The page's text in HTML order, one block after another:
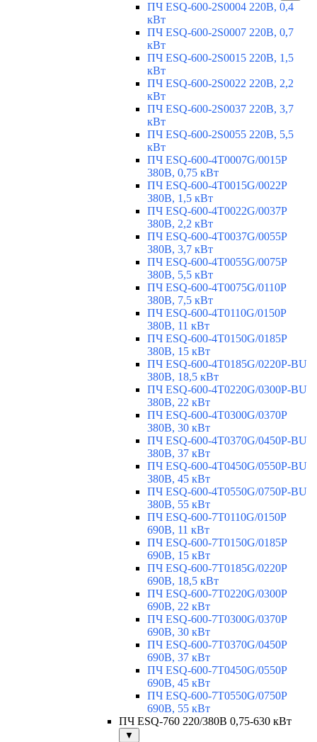
ПЧ ESQ-600-2S0004 220В, 0,4
кВт
ПЧ ESQ-600-2S0007 220В, 0,7
кВт
ПЧ ESQ-600-2S0015 220В, 1,5
кВт
ПЧ ESQ-600-2S0022 220В, 2,2
кВт
ПЧ ESQ-600-2S0037 220В, 3,7
кВт
ПЧ ESQ-600-2S0055 220В, 5,5
кВт
ПЧ ESQ-600-4T0007G/0015P
380В, 0,75 кВт
ПЧ ESQ-600-4T0015G/0022P
380В, 1,5 кВт
ПЧ ESQ-600-4T0022G/0037P
380В, 2,2 кВт
ПЧ ESQ-600-4T0037G/0055P
380В, 3,7 кВт
ПЧ ESQ-600-4T0055G/0075P
380В, 5,5 кВт
ПЧ ESQ-600-4T0075G/0110P
380В, 7,5 кВт
ПЧ ESQ-600-4T0110G/0150P
380В, 11 кВт
ПЧ ESQ-600-4T0150G/0185P
380В, 15 кВт
ПЧ ESQ-600-4T0185G/0220P-BU
380В, 18,5 кВт
ПЧ ESQ-600-4T0220G/0300P-BU
380В, 22 кВт
ПЧ ESQ-600-4T0300G/0370P
380В, 30 кВт
ПЧ ESQ-600-4T0370G/0450P-BU
380В, 37 кВт
ПЧ ESQ-600-4T0450G/0550P-BU
380В, 45 кВт
ПЧ ESQ-600-4T0550G/0750P-BU
380В, 55 кВт
ПЧ ESQ-600-7T0110G/0150P
690В, 11 кВт
ПЧ ESQ-600-7T0150G/0185P
690В, 15 кВт
ПЧ ESQ-600-7T0185G/0220P
690В, 18,5 кВт
ПЧ ESQ-600-7T0220G/0300P
690В, 22 кВт
ПЧ ESQ-600-7T0300G/0370P
690В, 30 кВт
ПЧ ESQ-600-7T0370G/0450P
690В, 37 кВт
ПЧ ESQ-600-7T0450G/0550P
690В, 45 кВт
ПЧ ESQ-600-7T0550G/0750P
690В, 55 кВт
ПЧ ESQ-760 220/380В 0,75-630 кВт
▼